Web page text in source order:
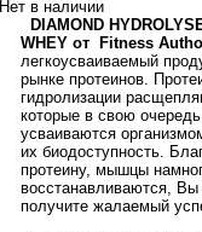
Нет в наличии
DIAMOND
WHEY от Fitness
легкоусваиваемый
рынке протеинов.
гидролизации
которые в свою
усваиваются
их биодоступность.
протеину, мышцы
восстанавливаются, Вы
получите жалаемый